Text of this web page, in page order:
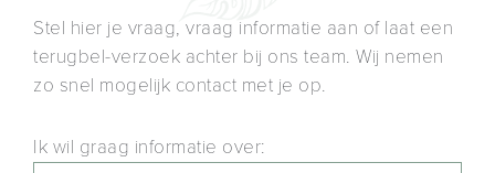
Stel hier je vraag, vraag informatie aan of laat een
terugbel-verzoek achter bij ons team. Wij nemen
zo snel mogelijk contact met je op.
Ik wil graag informatie over: